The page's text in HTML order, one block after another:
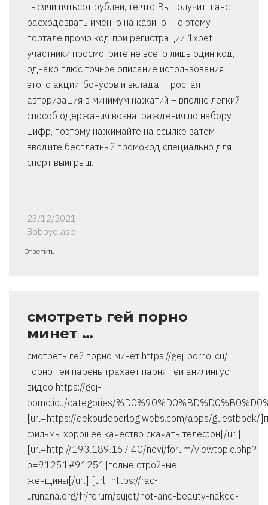
тысячи пятьсот рублей, те что Вы получит шанс
расходоввать именно на казино. По этому
портале промо код при регистрации 1xbet
участники просмотрите не всего лишь один код,
однако плюс точное описание использования
этого акции, бонусов и вклада. Простая
авторизация в минимум нажатий – вполне легкий
способ одержания вознаграждения по набору
цифр, поэтому нажимайте на ссылке затем
вводите бесплатный промокод специально для
спорт выигрыш.
23/12/2021
Bobbyelase
Ответить
смотреть гей порно
минет …
смотреть гей порно минет https://gej-porno.icu/
порно геи парень трахает парня геи анилингус
видео https://gej-
porno.icu/categories/
[url=https://dekoudeoorlog.webs.com/apps/guestbook/
фильмы хорошее качество скачать телефон[/url]
[url=http://193.189.167.40/novi/forum/viewtopic.php?
p=91251#91251]голые стройные
женщины[/url] [url=https://rac-
urunana.org/fr/forum/sujet/hot-and-beauty-naked-